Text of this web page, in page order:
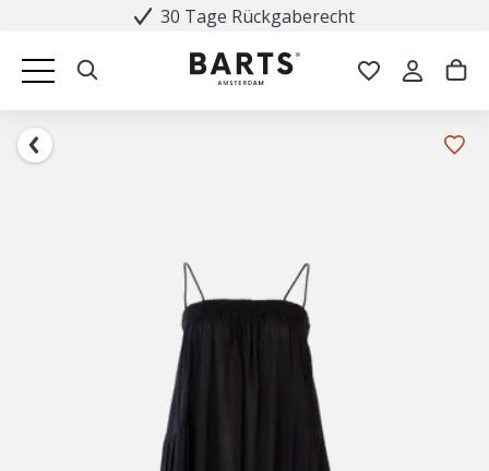
30 Tage Rückgaberecht